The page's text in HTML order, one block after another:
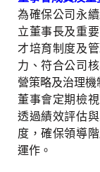
為確保公司永
立董事長及重
才培育制度及
力、符合公司
營策略及治理機
董事會定期檢
透過績效評估
度，確保領導
運作。